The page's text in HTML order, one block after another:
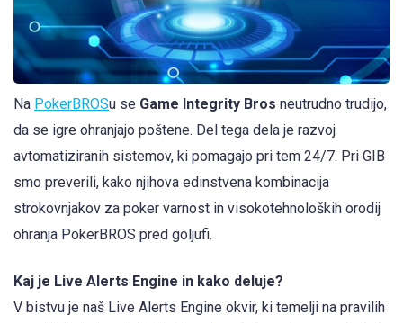
Na PokerBROSu se Game Integrity Bros neutrudno trudijo,
da se igre ohranjajo poštene. Del tega dela je razvoj
avtomatiziranih sistemov, ki pomagajo pri tem 24/7. Pri GIB
smo preverili, kako njihova edinstvena kombinacija
strokovnjakov za poker varnost in visokotehnoloških orodij
ohranja PokerBROS pred goljufi.
Kaj je Live Alerts Engine in kako deluje?
V bistvu je naš Live Alerts Engine okvir, ki temelji na pravilih